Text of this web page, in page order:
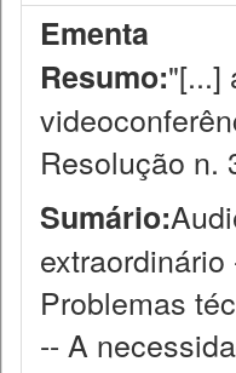
Ementa
Resumo:"[...]
Resolução n.
Sumário:
Problemas
-- A